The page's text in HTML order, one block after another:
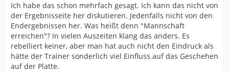
Ich habe das schon mehrfach gesagt. Ich kann das nicht von
der Ergebnisseite her diskutieren. Jedenfalls nicht von den
Endergebnissen her. Was heißt denn "Mannschaft
erreichen"? In vielen Auszeiten klang das anders. Es
rebelliert keiner, aber man hat auch nicht den Eindruck als
hätte der Trainer sonderlich viel Einfluss auf das Geschehen
auf der Platte.